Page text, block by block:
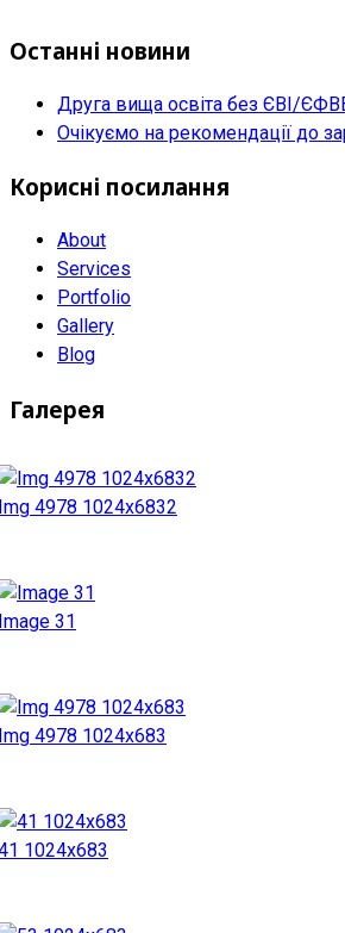
Останні новини
Друга вища освіта без ЄВІ/
Очікуємо на рекомендації до
Корисні посилання
About
Services
Portfolio
Gallery
Blog
Галерея
4978 1024x6832
31
4978 1024x683
1024x683